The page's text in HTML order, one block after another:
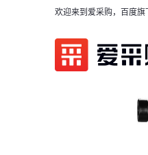
欢迎来到爱采购，百度旗